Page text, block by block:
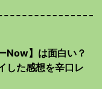
Now】は面白い？
した感想を辛口レ